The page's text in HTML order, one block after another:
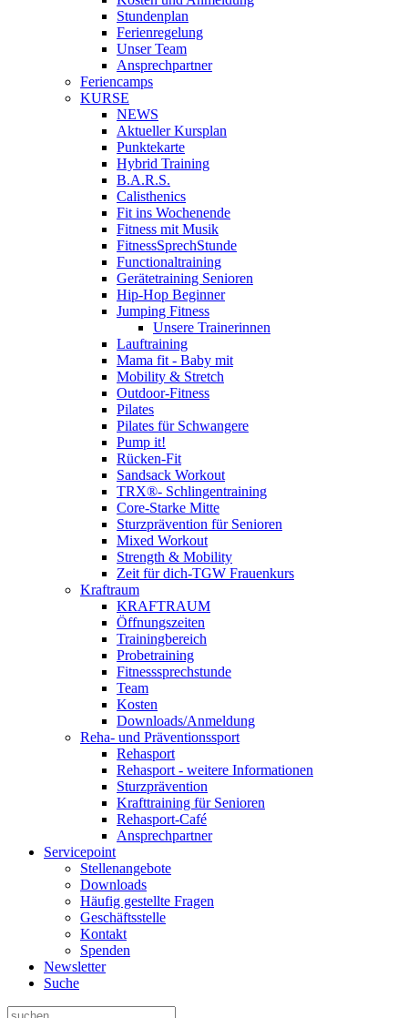
Stundenplan
Ferienregelung
Unser Team
Ansprechpartner
Feriencamps
KURSE
NEWS
Aktueller Kursplan
Punktekarte
Hybrid Training
B.A.R.S.
Calisthenics
Fit ins Wochenende
Fitness mit Musik
FitnessSprechStunde
Functionaltraining
Gerätetraining Senioren
Hip-Hop Beginner
Jumping Fitness
Unsere Trainerinnen
Lauftraining
Mama fit - Baby mit
Mobility & Stretch
Outdoor-Fitness
Pilates
Pilates für Schwangere
Pump it!
Rücken-Fit
Sandsack Workout
TRX®- Schlingentraining
Core-Starke Mitte
Sturzprävention für Senioren
Mixed Workout
Strength & Mobility
Zeit für dich-TGW Frauenkurs
Kraftraum
KRAFTRAUM
Öffnungszeiten
Trainingbereich
Probetraining
Fitnesssprechstunde
Team
Kosten
Downloads/Anmeldung
Reha- und Präventionssport
Rehasport
Rehasport - weitere Informationen
Sturzprävention
Krafttraining für Senioren
Rehasport-Café
Ansprechpartner
Servicepoint
Stellenangebote
Downloads
Häufig gestellte Fragen
Geschäftsstelle
Kontakt
Spenden
Newsletter
Suche